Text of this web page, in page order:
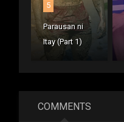
5
Parausan ni
Itay (Part 1)
COMMENTS